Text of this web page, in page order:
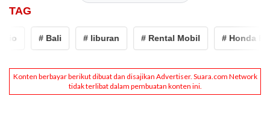
TAG
# Bali # liburan # Rental Mobil # Honda Brio